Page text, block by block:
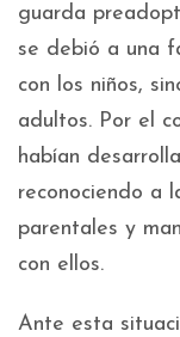
guarda
se debió a una
con los niños,
adultos. Por el
habían
reconociendo a
parentales y
con ellos.
Ante esta